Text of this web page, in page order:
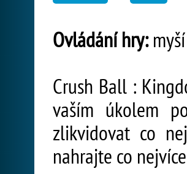
Ovládání hry:myší
Crush Ball :
vaším úkolem
zlikvidovat co
nahrajte co